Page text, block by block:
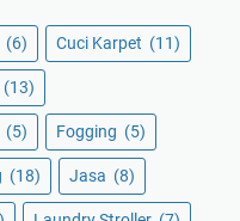
(6) Cuci Karpet (11)
(13)
(5) Fogging (5)
(18) Jasa (8)